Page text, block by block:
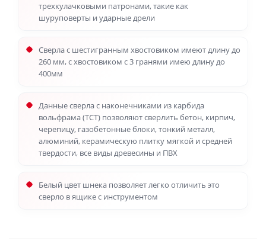
трехкулачковыми патронами, такие как
шуруповерты и ударные дрели
Сверла с шестигранным хвостовиком имеют длину до
260 мм, с хвостовиком с 3 гранями имею длину до
400мм
Данные сверла с наконечниками из карбида
вольфрама (TCT) позволяют сверлить бетон, кирпич,
черепицу, газобетонные блоки, тонкий металл,
алюминий, керамическую плитку мягкой и средней
твердости, все виды древесины и ПВХ
Белый цвет шнека позволяет легко отличить это
сверло в ящике с инструментом